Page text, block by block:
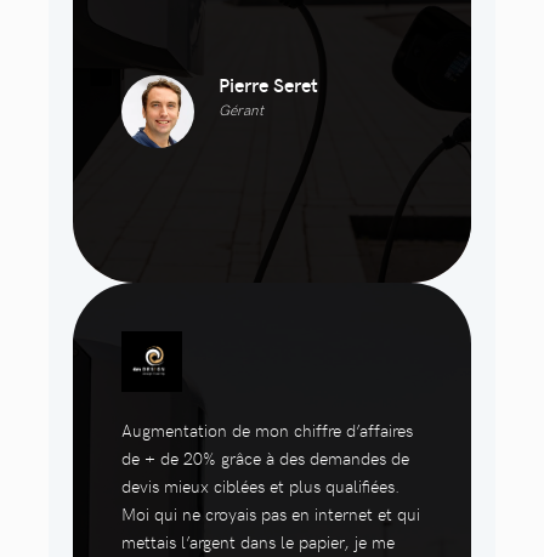
Pierre Seret
Gérant
Augmentation de mon chiffre d’affaires
de + de 20% grâce à des demandes de
devis mieux ciblées et plus qualifiées.
Moi qui ne croyais pas en internet et qui
mettais l’argent dans le papier, je me